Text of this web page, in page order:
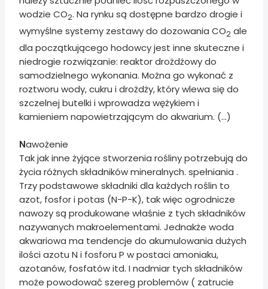
wodzie CO2. Na rynku są dostępne bardzo drogie i
wymyślne systemy zestawy do dozowania CO2 ale
dla początkującego hodowcy jest inne skuteczne i
niedrogie rozwiązanie: reaktor drożdżowy do
samodzielnego wykonania. Można go wykonać z
roztworu wody, cukru i drożdży, który wlewa się do
szczelnej butelki i wprowadza wężykiem i
kamieniem napowietrzającym do akwarium. (...)
Nawożenie
Tak jak inne żyjące stworzenia rośliny potrzebują do
życia różnych składników mineralnych. spełniania .
Trzy podstawowe składniki dla każdych roślin to
azot, fosfor i potas (N-P-K), tak więc ogrodnicze
nawozy są produkowane właśnie z tych składników
nazywanych makroelementami. Jednakże woda
akwariowa ma tendencje do akumulowania dużych
ilości azotu N i fosforu P w postaci amoniaku,
azotanów, fosfatów itd. I nadmiar tych składników
może powodować szereg problemów ( zatrucie